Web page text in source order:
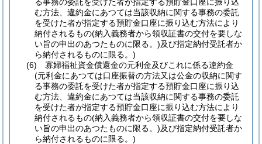
む方法、違約金にあつては当該収納に関する事務の委託
を受けた者が指定する預貯金口座に振り込む方法により
納付されるもの(納入義務者から領収証書の交付を要しな
い旨の申出のあつたものに限る。)及び指定納付受託者か
ら納付されるものに限る。)
(6)
寡婦福祉資金償還金の元利金及びこれに係る違約金
(元利金にあつては口座振替の方法又は公金の収納に関す
る事務の委託を受けた者が指定する預貯金口座に振り込
む方法、違約金にあつては当該収納に関する事務の委託
を受けた者が指定する預貯金口座に振り込む方法により
納付されるもの(納入義務者から領収証書の交付を要しな
い旨の申出のあつたものに限る。)及び指定納付受託者か
ら納付されるものに限る。)